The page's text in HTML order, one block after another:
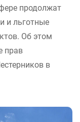
продолжат
и льготные
Об этом
прав
в